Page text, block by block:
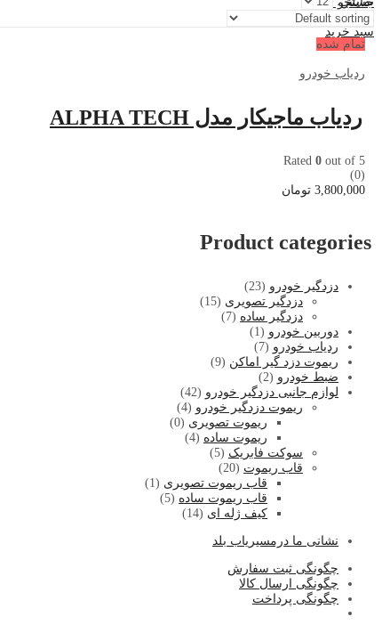
0
سبد خرید
تمام شده
ردیاب خودرو
ردیاب ماجیکار مدل ALPHA TECH
Rated 0 out of 5
(0)
3,800,000 تومان
Product categories
دزدگیر خودرو (23)
دزدگیر تصویری (15)
دزدگیر ساده (7)
دوربین خودرو (1)
ردیاب خودرو (7)
ریموت دزد گیر اماکن (9)
ضبط خودرو (2)
لوازم جانبی دزدگیر خودرو (42)
ریموت دزدگیر خودرو (4)
ریموت تصویری (0)
ریموت ساده (4)
سوکت فابریک (5)
قاب ریموت (20)
قاب ریموت تصویری (1)
قاب ریموت ساده (5)
کیف ژله ای (14)
نشانی ما درمسیریاب بلد
چگونگی ثبت سفارش
چگونگی ارسال کالا
چگونگی پرداخت